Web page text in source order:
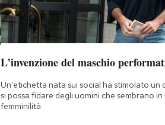
L’invenzione del maschio
Un'etichetta nata sui social ha stimolato un
si possa fidare degli uomini che sembrano
femminilità